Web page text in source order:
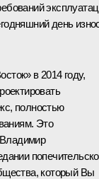
день
в 2014 году,
полностью
Это
который Вы